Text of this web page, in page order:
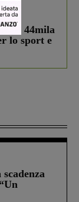
44mila
lo sport e